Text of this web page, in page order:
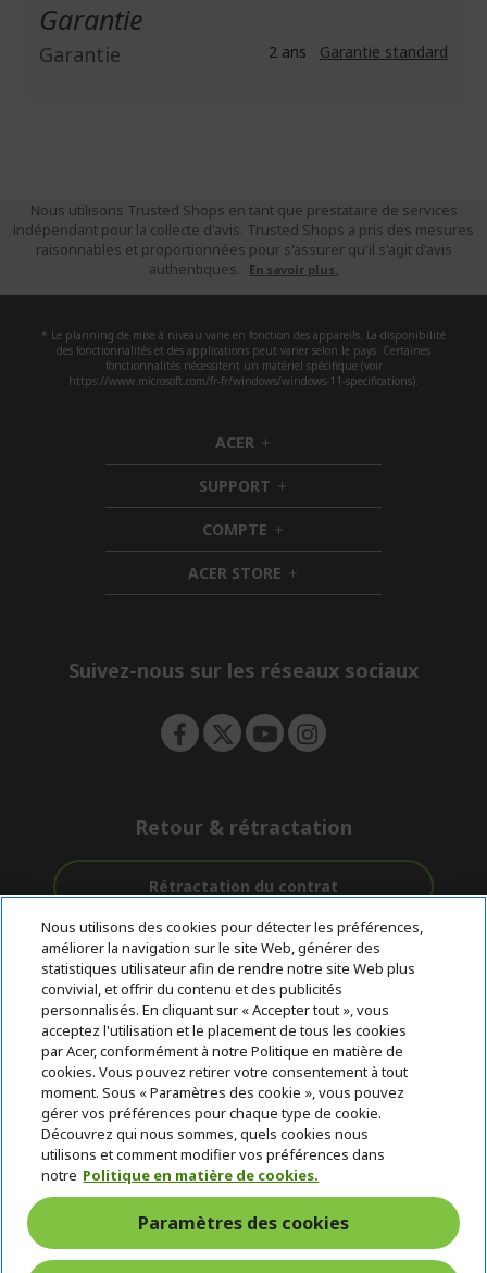
Garantie
Garantie 2 ans Garantie standard
Nous utilisons Trusted Shops en tant que prestataire de services
indépendant pour la collecte d'avis. Trusted Shops a pris des mesures
raisonnables et proportionnées pour s'assurer qu'il s'agit d'avis
authentiques.
En savoir plus.
* Le planning de mise à niveau varie en fonction des appareils. La disponibilité
des fonctionnalités et des applications peut varier selon le pays. Certaines
fonctionnalités nécessitent un matériel spécifique (voir
https://www.microsoft.com/fr-fr/windows/windows-11-specifications).
ACER h
i
d
d
e
n
SUPPORT h
i
d
d
e
n
COMPTE h
i
d
d
ACER STORE h
i
e
Suivez-nous sur les réseaux sociaux
Retour & rétractation
Rétractation du contrat
Livraison
Gratuite
Accompagnement
avant et après-
vente
Avec 0%
D'intérêt
© 2026 Acer Inc.
CPYou BV est le revendeur et marchand agréé pour les produits et
services proposés au sein de ce magasin.
France Metropolitaine
Nous utilisons des cookies pour détecter les préférences,
améliorer la navigation sur le site Web, générer des
statistiques utilisateur afin de rendre notre site Web plus
convivial, et offrir du contenu et des publicités
personnalisés. En cliquant sur « Accepter tout », vous
acceptez l'utilisation et le placement de tous les cookies
par Acer, conformément à notre Politique en matière de
cookies. Vous pouvez retirer votre consentement à tout
moment. Sous « Paramètres des cookie », vous pouvez
gérer vos préférences pour chaque type de cookie.
Découvrez qui nous sommes, quels cookies nous
utilisons et comment modifier vos préférences dans
notre Politique en matière de cookies.
Paramètres des cookies